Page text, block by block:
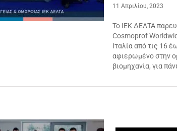
11 Απριλίου, 2023
Το ΙΕΚ ΔΕΛΤΑ
Cosmoprof
Ιταλία από τις 16
αφιερωμένο στην
βιομηχανία, για